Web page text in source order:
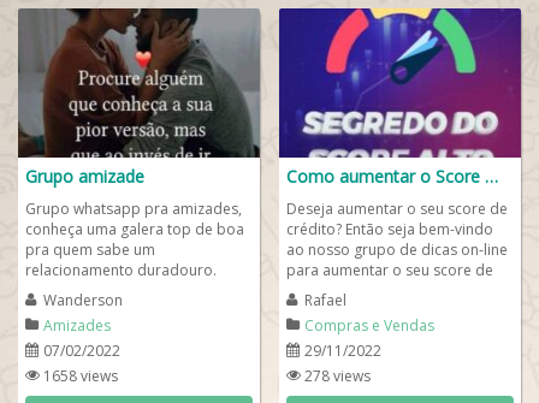
Grupo amizade
Grupo whatsapp pra amizades,
conheça uma galera top de boa
pra quem sabe um
relacionamento duradouro.
Somos um dos melhores grupos
de amizades sem...
Wanderson
Amizades
07/02/2022
1658 views
Como aumentar o Score 💳 📊
Deseja aumentar o seu score de
crédito? Então seja bem-vindo
ao nosso grupo de dicas on-line
para aumentar o seu score de
crédito e conseguir
empréstimos,...
Rafael
Compras e Vendas
29/11/2022
278 views